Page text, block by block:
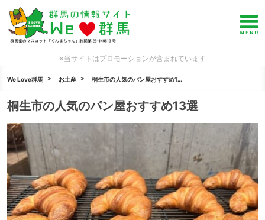
※当サイトはプロモーションが含まれています
We Love群馬 お土産 桐生市の人気のパン屋おすすめ1...
桐生市の人気のパン屋おすすめ13選